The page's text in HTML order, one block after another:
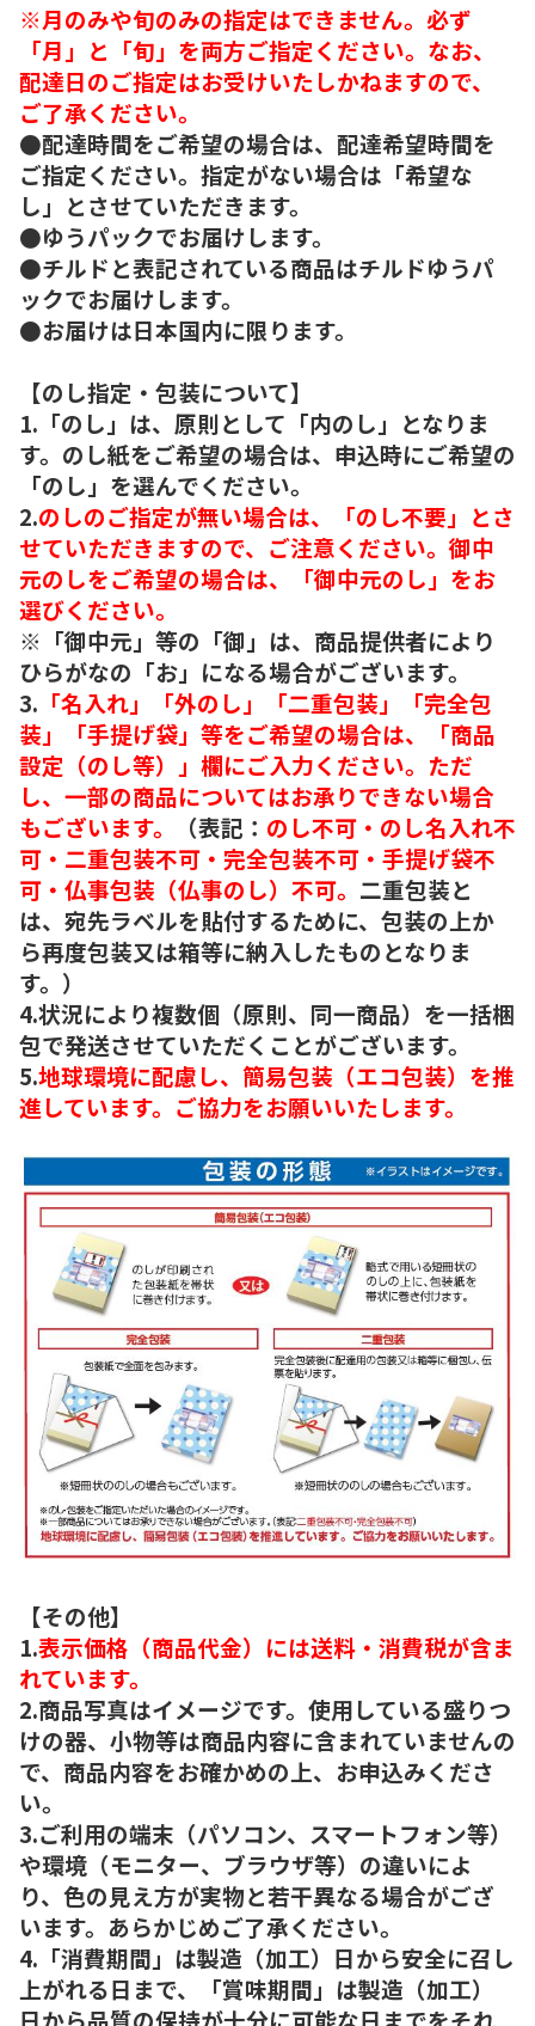
※月のみや旬のみの指定はできません。必ず
「月」と「旬」を両方ご指定ください。なお、
配達日のご指定はお受けいたしかねますので、
ご了承ください。
●配達時間をご希望の場合は、配達希望時間を
ご指定ください。指定がない場合は「希望な
し」とさせていただきます。
●ゆうパックでお届けします。
●チルドと表記されている商品はチルドゆうパ
ックでお届けします。
●お届けは日本国内に限ります。
【のし指定・包装について】
1.「のし」は、原則として「内のし」となりま
す。のし紙をご希望の場合は、申込時にご希望の
「のし」を選んでください。
2.のしのご指定が無い場合は、「のし不要」とさ
せていただきますので、ご注意ください。御中
元のしをご希望の場合は、「御中元のし」をお
選びください。
※「御中元」等の「御」は、商品提供者により
ひらがなの「お」になる場合がございます。
3. 「名入れ」「外のし」「二重包装」「完全包
装」「手提げ袋」等をご希望の場合は、「商品
設定（のし等）」欄にご入力ください。ただ
し、一部の商品についてはお承りできない場合
もございます。
（表記： のし不可・のし名入れ不
可・二重包装不可・完全包装不可・手提げ袋不
可・仏事包装（仏事のし）不可。 二重包装と
は、宛先ラベルを貼付するために、包装の上か
ら再度包装又は箱等に納入したものとなりま
す。）
4.状況により複数個（原則、同一商品）を一括梱
包で発送させていただくことがございます。
5.地球環境に配慮し、簡易包装（エコ包装）を推
進しています。ご協力をお願いいたします。
【その他】
1.表示価格（商品代金）には送料・消費税が含ま
れています。
2.商品写真はイメージです。使用している盛りつ
けの器、小物等は商品内容に含まれていませんの
で、商品内容をお確かめの上、お申込みくださ
い。
3.ご利用の端末（パソコン、スマートフォン等）
や環境（モニター、ブラウザ等）の違いによ
り、色の見え方が実物と若干異なる場合がござ
います。あらかじめご了承ください。
4.「消費期間」は製造（加工）日から安全に召し
上がれる日まで、「賞味期間」は製造（加工）